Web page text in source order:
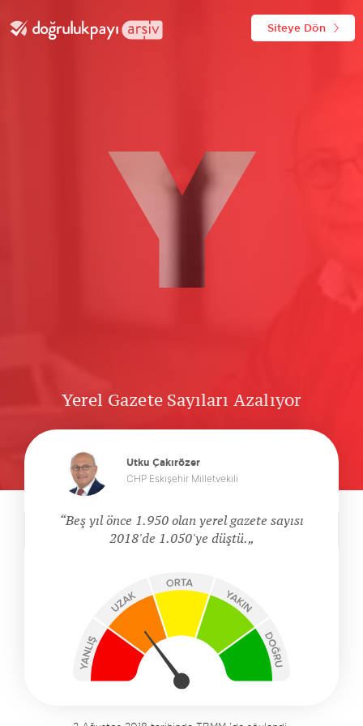
Siteye Dön
Y
Yerel Gazete Sayıları Azalıyor
Utku Çakırözer
CHP Eskişehir Milletvekili
Beş yıl önce 1.950 olan yerel gazete sayısı
2018'de 1.050'ye düştü.